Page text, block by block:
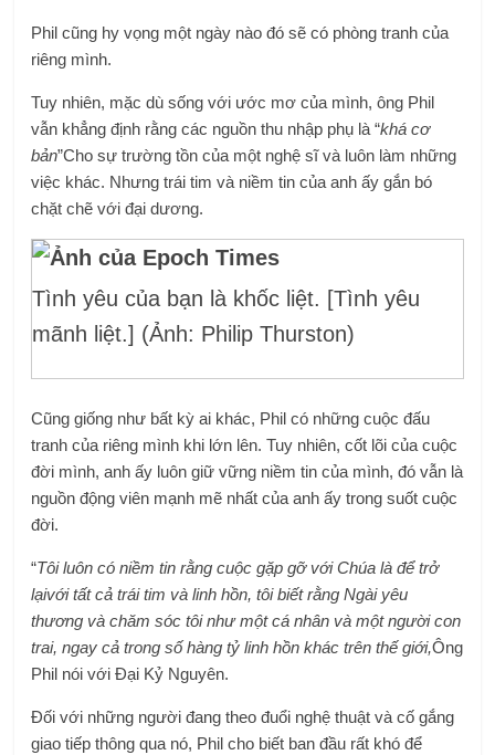
Phil cũng hy vọng một ngày nào đó sẽ có phòng tranh của
riêng mình.
Tuy nhiên, mặc dù sống với ước mơ của mình, ông Phil
vẫn khẳng định rằng các nguồn thu nhập phụ là “khá cơ
bản”Cho sự trường tồn của một nghệ sĩ và luôn làm những
việc khác. Nhưng trái tim và niềm tin của anh ấy gắn bó
chặt chẽ với đại dương.
Tình yêu của bạn là khốc liệt. [Tình yêu
mãnh liệt.] (Ảnh: Philip Thurston)
Cũng giống như bất kỳ ai khác, Phil có những cuộc đấu
tranh của riêng mình khi lớn lên. Tuy nhiên, cốt lõi của cuộc
đời mình, anh ấy luôn giữ vững niềm tin của mình, đó vẫn là
nguồn động viên mạnh mẽ nhất của anh ấy trong suốt cuộc
đời.
“Tôi luôn có niềm tin rằng cuộc gặp gỡ với Chúa là để trở
lạivới tất cả trái tim và linh hồn, tôi biết rằng Ngài yêu
thương và chăm sóc tôi như một cá nhân và một người con
trai, ngay cả trong số hàng tỷ linh hồn khác trên thế giới,Ông
Phil nói với Đại Kỷ Nguyên.
Đối với những người đang theo đuổi nghệ thuật và cố gắng
giao tiếp thông qua nó, Phil cho biết ban đầu rất khó để